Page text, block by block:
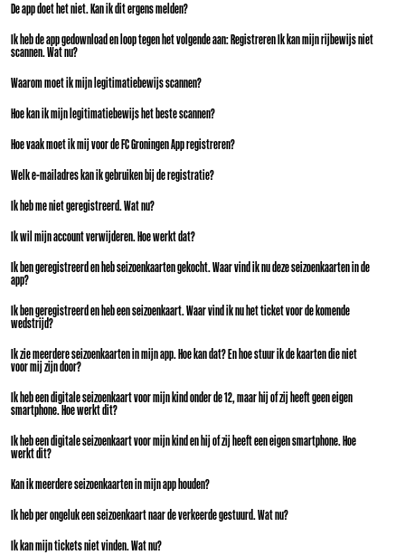
De app doet het niet. Kan ik dit ergens melden?
Ik heb de app gedownload en loop tegen het volgende aan: Registreren Ik kan mijn rijbewijs niet
scannen. Wat nu?
Waarom moet ik mijn legitimatiebewijs scannen?
Hoe kan ik mijn legitimatiebewijs het beste scannen?
Hoe vaak moet ik mij voor de FC Groningen App registreren?
Welk e-mailadres kan ik gebruiken bij de registratie?
Ik heb me niet geregistreerd. Wat nu?
Ik wil mijn account verwijderen. Hoe werkt dat?
Ik ben geregistreerd en heb seizoenkaarten gekocht. Waar vind ik nu deze seizoenkaarten in de
app?
Ik ben geregistreerd en heb een seizoenkaart. Waar vind ik nu het ticket voor de komende
wedstrijd?
Ik zie meerdere seizoenkaarten in mijn app. Hoe kan dat? En hoe stuur ik de kaarten die niet
voor mij zijn door?
Ik heb een digitale seizoenkaart voor mijn kind onder de 12, maar hij of zij heeft geen eigen
smartphone. Hoe werkt dit?
Ik heb een digitale seizoenkaart voor mijn kind en hij of zij heeft een eigen smartphone. Hoe
werkt dit?
Kan ik meerdere seizoenkaarten in mijn app houden?
Ik heb per ongeluk een seizoenkaart naar de verkeerde gestuurd. Wat nu?
Ik kan mijn tickets niet vinden. Wat nu?